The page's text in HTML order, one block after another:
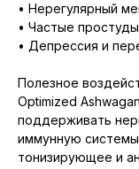
• Нерегулярный
• Частые
• Депрессия и
Полезное
Optimized
поддерживать
иммунную
тонизирующее и